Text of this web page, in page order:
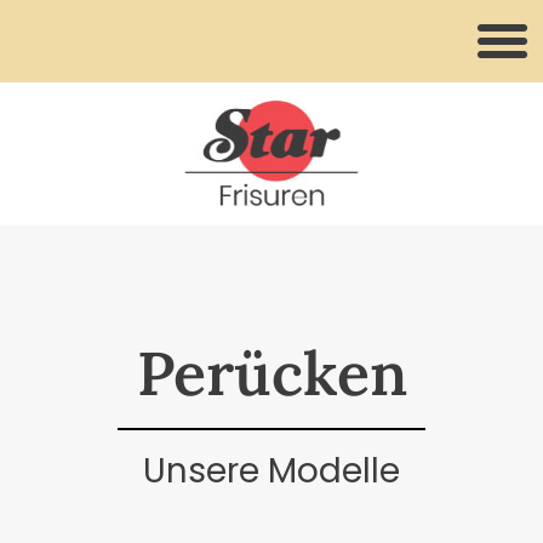
Perücken
Unsere Modelle